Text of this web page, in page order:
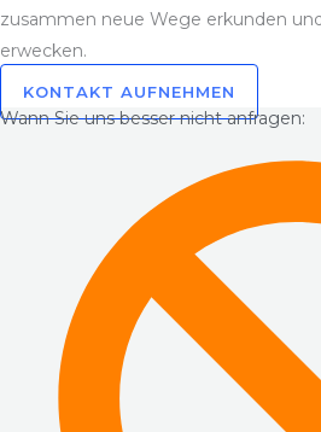
zusammen neue Wege erkunden
erwecken.
KONTAKT AUFNEHMEN
Wann Sie uns besser nicht anfragen: